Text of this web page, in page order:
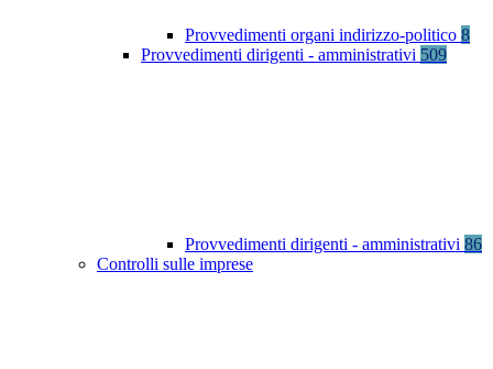
Provvedimenti organi indirizzo-politico 8
Provvedimenti dirigenti - amministrativi 509
Provvedimenti dirigenti - amministrativi 86
Controlli sulle imprese